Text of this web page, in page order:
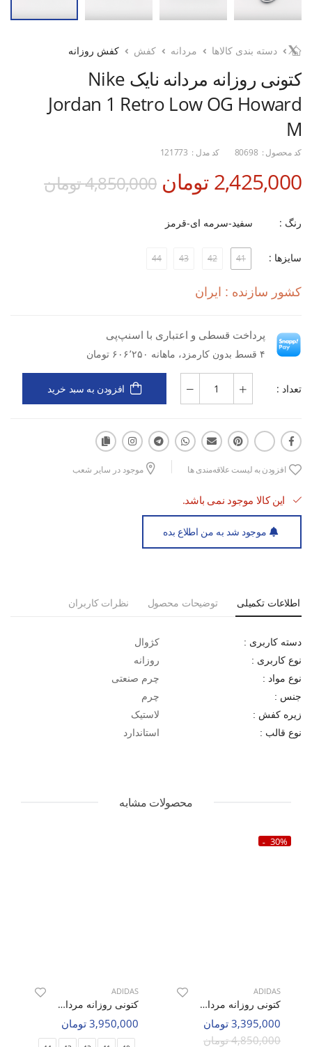
دسته بندی کالاها مردانه کفش کفش روزانه
کتونی روزانه مردانه نایک Nike
Jordan 1 Retro Low OG Howard
M
کد محصول : 80698 کد مدل : 121773
2,425,000 تومان 4,850,000 تومان
رنگ : سفید-سرمه ای-قرمز
سایزها : 41
42
43
44
کشور سازنده : ایران
پرداخت قسطی و اعتباری با اسنپ‌پی
۴ قسط بدون کارمزد، ماهانه ۶۰۶٬۲۵۰ تومان
تعداد : افزودن به سبد خرید
افزودن به لیست علاقه‌مندی ها موجود در سایر شعب
این کالا موجود نمی باشد.
موجود شد به من اطلاع بده
اطلاعات تکمیلی توضیحات محصول نظرات کاربران
دسته کاربری : کژوال
نوع کاربری : روزانه
نوع مواد : چرم صنعتی
جنس : چرم
زیره کفش : لاستیک
نوع قالب : استاندارد
محصولات مشابه
30%
ADIDAS
کتونی روزانه مردانه آدیداس Adidas Adidas Ozweego M
3,395,000 تومان
4,850,000 تومان
ADIDAS
کتونی روزانه مردانه آدیداس Adidas Grand Court 2.0 M
3,950,000 تومان